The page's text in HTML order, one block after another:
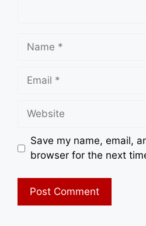
Name
Email
Website
Save my name, email,
browser for the next